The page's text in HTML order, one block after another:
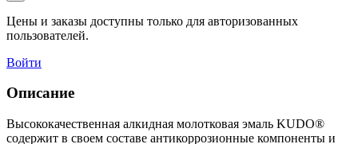
Цены и заказы доступны только для авторизованных
пользователей.
Войти
Описание
Высококачественная алкидная молотковая эмаль KUDO®
содержит в своем составе антикоррозионные компоненты и